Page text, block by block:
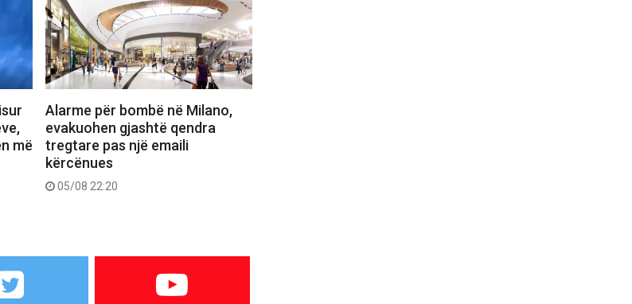
më
Alarme për bombë në Milano,
evakuohen gjashtë qendra
tregtare pas një emaili
kërcënues
05/08 22:20